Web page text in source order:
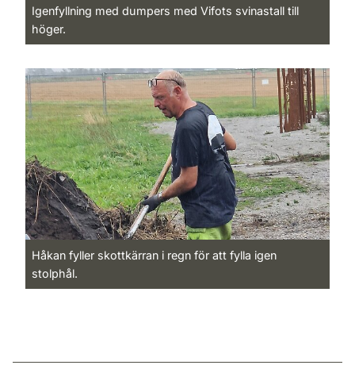
Igenfyllning med dumpers med Vifots svinastall till
höger.
Håkan fyller skottkärran i regn för att fylla igen
stolphål.